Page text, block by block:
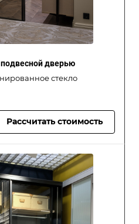
дверью
стекло
Рассчитать стоимость